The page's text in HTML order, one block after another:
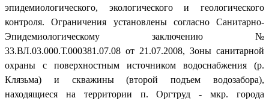
эпидемиологического, экологического и геологического
контроля. Ограничения установлены согласно Санитарно-
Эпидемиологическому заключению №
33.ВЛ.03.000.Т.000381.07.08 от 21.07.2008, Зоны санитарной
охраны с поверхностным источником водоснабжения (р.
Клязьма) и скважины (второй подъем водозабора),
находящиеся на территории п. Оргтруд - мкр. города